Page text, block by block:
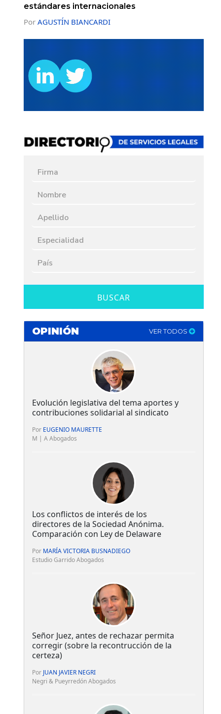
estándares internacionales
Por AGUSTÍN BIANCARDI
BUSCAR
OPINIÓN VER TODOS
Evolución legislativa del tema aportes y
contribuciones solidarial al sindicato
Por EUGENIO MAURETTE
M | A Abogados
Los conflictos de interés de los
directores de la Sociedad Anónima.
Comparación con Ley de Delaware
Por MARÍA VICTORIA BUSNADIEGO
Estudio Garrido Abogados
Señor Juez, antes de rechazar permita
corregir (sobre la recontrucción de la
certeza)
Por JUAN JAVIER NEGRI
Negri & Pueyrredón Abogados